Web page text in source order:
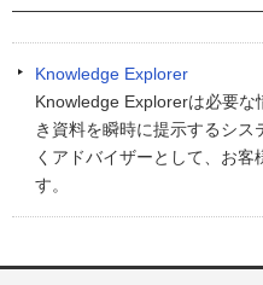
Knowledge Explorer
Knowledge Explorerは必要
き資料を瞬時に提示するシ
くアドバイザーとして、お客
す。